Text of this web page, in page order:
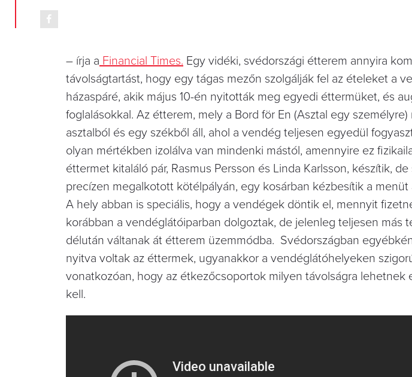
– írja a Financial Times. Egy vidéki, svédországi étterem annyira
távolságtartást, hogy egy tágas mezőn szolgálják fel az ételeket a
házaspáré, akik május 10-én nyitották meg egyedi éttermüket, és
foglalásokkal. Az étterem, mely a Bord för En (Asztal egy
asztalból és egy székből áll, ahol a vendég teljesen egyedül
olyan mértékben izolálva van mindenki mástól, amennyire ez
éttermet kitaláló pár, Rasmus Persson és Linda Karlsson, készítik,
precízen megalkotott kötélpályán, egy kosárban kézbesítik a
A hely abban is speciális, hogy a vendégek döntik el, mennyit
korábban a vendéglátóiparban dolgoztak, de jelenleg teljesen más
délután váltanak át étterem üzemmódba. Svédországban
nyitva voltak az éttermek, ugyanakkor a vendéglátóhelyeken
vonatkozóan, hogy az étkezőcsoportok milyen távolságra lehetnek
kell.